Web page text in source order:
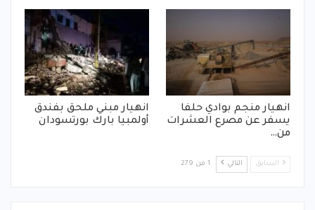
انهيار منجم بوادي حلفا
يسفر عن مصرع العشرات
من…
انهيار مبني ملحق بفندق
أولمبيا بارك بورتسودان
السابق التالي 1 من 279